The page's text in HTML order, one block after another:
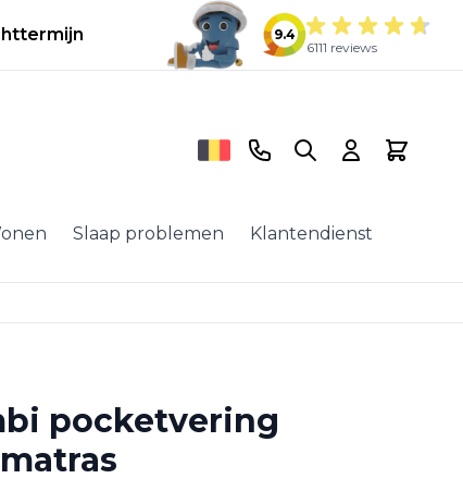
9.4
6111 reviews
Slaap problemen Klantendienst
Telefoonnummer
Search Cart
pocketvering